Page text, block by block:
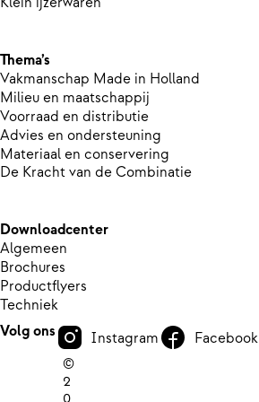
Thema’s
Vakmanschap Made in Holland
Milieu en maatschappij
Voorraad en distributie
Advies en ondersteuning
Materiaal en conservering
De Kracht van de Combinatie
Downloadcenter
Algemeen
Brochures
Productflyers
Techniek
Volg ons
Instagram Facebook
©
2